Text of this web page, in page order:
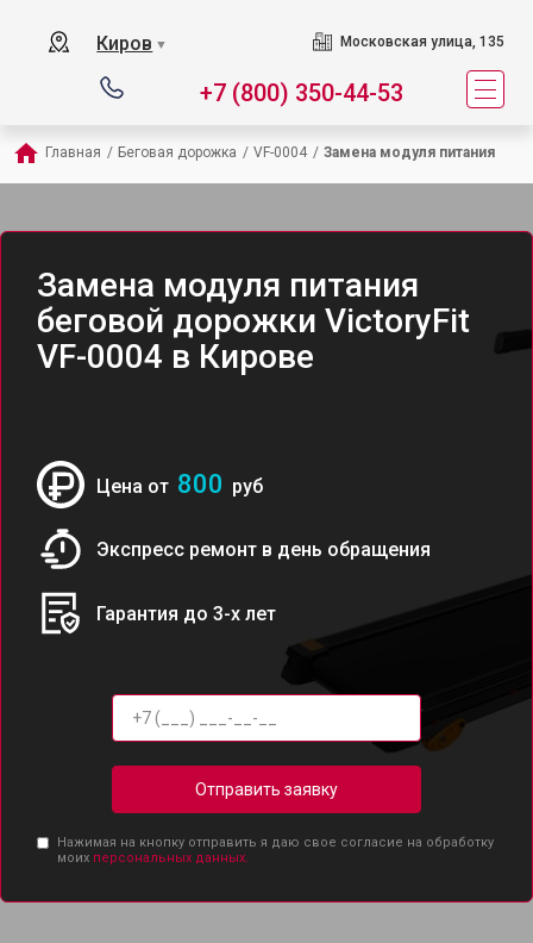
Киров ▼ Московская улица, 135
+7 (800) 350-44-53
Главная / Беговая дорожка / VF-0004 / Замена модуля питания
Замена модуля питания
беговой дорожки VictoryFit
VF-0004 в Кирове
Цена от 800 руб
Экспресс ремонт в день обращения
Гарантия до 3-х лет
Отправить заявку
Нажимая на кнопку отправить я даю свое согласие на обработку
моих персональных данных.